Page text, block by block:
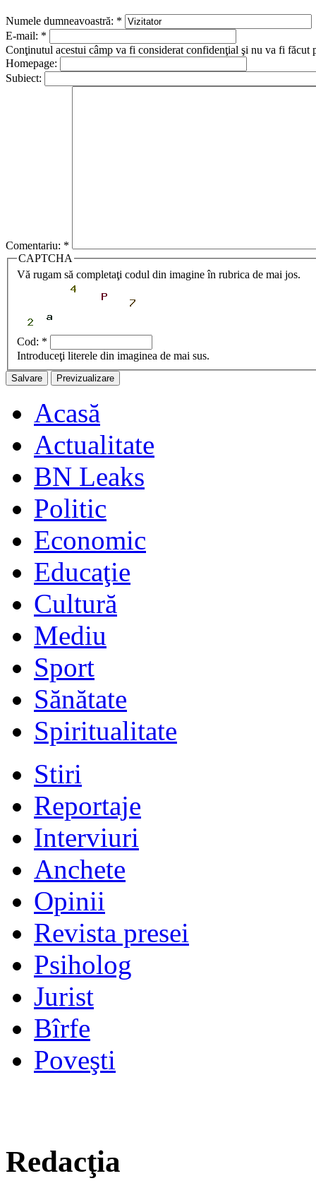
Numele dumneavoastră: *
E-mail: *
Conţinutul acestui câmp va fi considerat confidenţial şi nu va fi făcut
Homepage:
Subiect:
Comentariu: *
CAPTCHA
Vă rugam să completaţi codul din imagine în rubrica de mai jos.
Cod: *
Introduceţi literele din imaginea de mai sus.
Acasă
Actualitate
BN Leaks
Politic
Economic
Educaţie
Cultură
Mediu
Sport
Sănătate
Spiritualitate
Stiri
Reportaje
Interviuri
Anchete
Opinii
Revista presei
Psiholog
Jurist
Bîrfe
Poveşti
Redacţia